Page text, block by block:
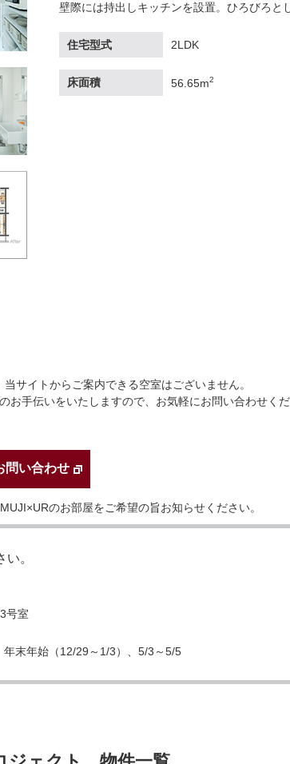
壁際には持出しキッチンを設置。ひろびろと
住宅型式 2LDK
床面積 56.65m2
当サイトからご案内できる空室はございません。
お手伝いをいたしますので、お気軽にお問い合わせく
問い合わせ
のお部屋をご希望の旨お知らせください。
。
号室
末年始（12/29～1/3）、5/3～5/5